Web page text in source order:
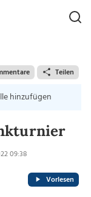
Teilen
hinzufügen
09:38
Vorlesen